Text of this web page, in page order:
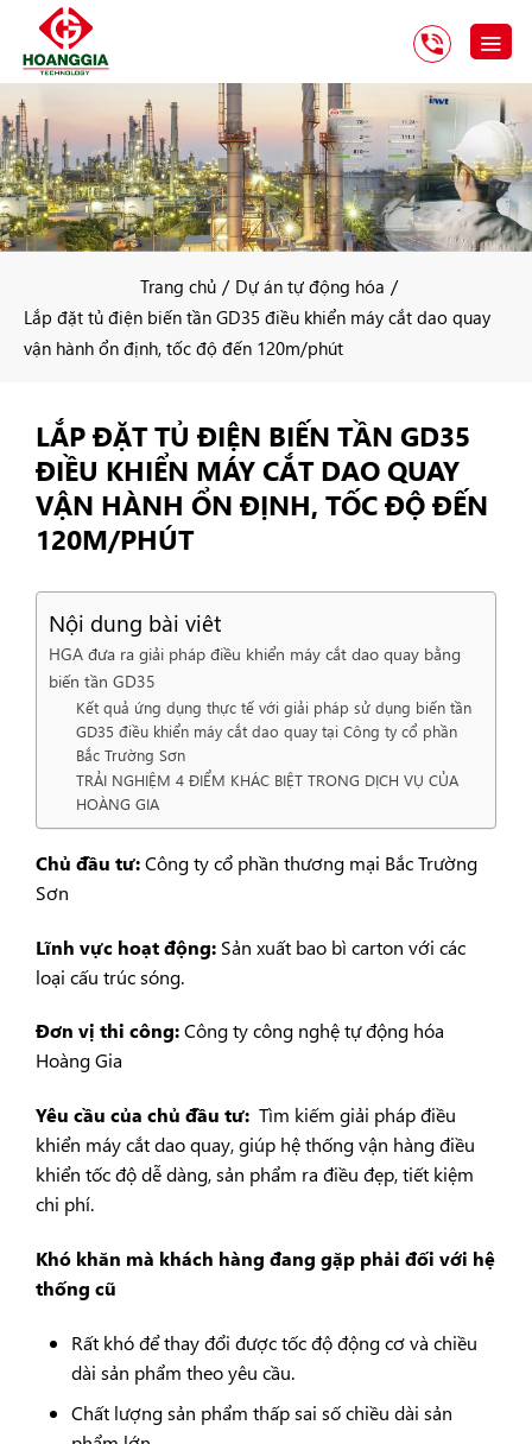
Trang chủ / Dự án tự động hóa /
Lắp đặt tủ điện biến tần GD35 điều khiển máy cắt dao quay
vận hành ổn định, tốc độ đến 120m/phút
LẮP ĐẶT TỦ ĐIỆN BIẾN TẦN GD35
ĐIỀU KHIỂN MÁY CẮT DAO QUAY
VẬN HÀNH ỔN ĐỊNH, TỐC ĐỘ ĐẾN
120M/PHÚT
Nội dung bài viêt
HGA đưa ra giải pháp điều khiển máy cắt dao quay bằng
biến tần GD35
Kết quả ứng dụng thực tế với giải pháp sử dụng biến tần
GD35 điều khiển máy cắt dao quay tại Công ty cổ phần
Bắc Trường Sơn
TRẢI NGHIỆM 4 ĐIỂM KHÁC BIỆT TRONG DỊCH VỤ CỦA
HOÀNG GIA
Chủ đầu tư:Công ty cổ phần thương mại Bắc Trường
Sơn
Lĩnh vực hoạt động: Sản xuất bao bì carton với các
loại cấu trúc sóng.
Đơn vị thi công:Công ty công nghệ tự động hóa
Hoàng Gia
Yêu cầu của chủ đầu tư: Tìm kiếm giải pháp điều
khiển máy cắt dao quay, giúp hệ thống vận hàng điều
khiển tốc độ dễ dàng, sản phẩm ra điều đẹp, tiết kiệm
chi phí.
Khó khăn mà khách hàng đang gặp phải đối với hệ
thống cũ
Rất khó để thay đổi được tốc độ động cơ và chiều
dài sản phẩm theo yêu cầu.
Chất lượng sản phẩm thấp sai số chiều dài sản